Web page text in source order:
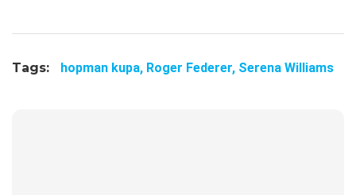
Tags: hopman kupa, Roger Federer, Serena Williams